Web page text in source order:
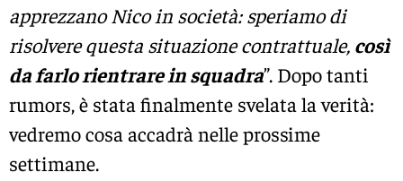
apprezzano Nico in società: speriamo di
risolvere questa situazione contrattuale, così
da farlo rientrare in squadra”. Dopo tanti
rumors, è stata finalmente svelata la verità:
vedremo cosa accadrà nelle prossime
settimane.